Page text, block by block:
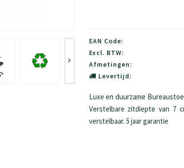
EAN Code:
Excl. BTW:
Afmetingen:
Levertijd:
Luxe en duurzame
Verstelbare zitdiepte van 7
verstelbaar. 5 jaar garantie